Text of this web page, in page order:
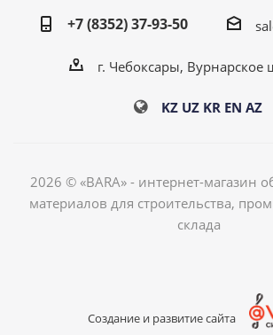
+7 (8352) 37-93-50
г. Чебоксары, Вурнарское
KZ UZ KR EN AZ
2026 © «BARA» - интернет-магазин
материалов для строительства,
склада
Создание и развитие сайта